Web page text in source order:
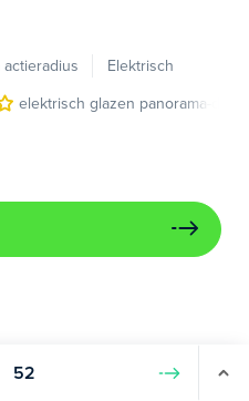
actieradius
Elektrisch
elektrisch glazen panorama-dak
52 Volgende